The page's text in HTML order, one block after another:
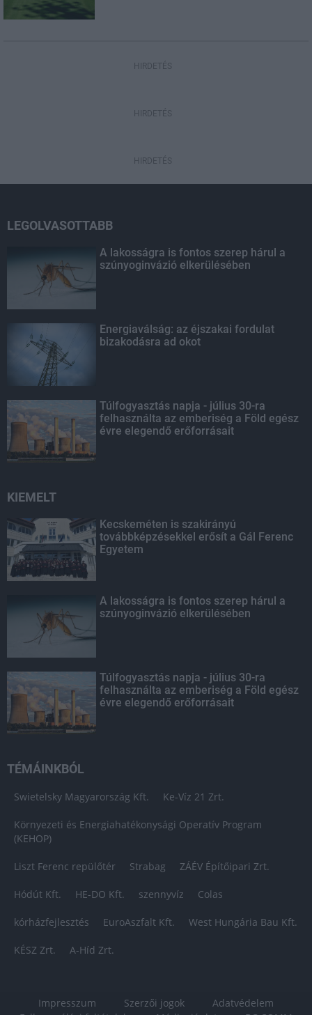
HIRDETÉS
HIRDETÉS
HIRDETÉS
LEGOLVASOTTABB
A lakosságra is fontos szerep hárul a
szúnyoginvázió elkerülésében
Energiaválság: az éjszakai fordulat
bizakodásra ad okot
Túlfogyasztás napja - július 30-ra
felhasználta az emberiség a Föld egész
évre elegendő erőforrásait
KIEMELT
Kecskeméten is szakirányú
továbbképzésekkel erősít a Gál Ferenc
Egyetem
A lakosságra is fontos szerep hárul a
szúnyoginvázió elkerülésében
Túlfogyasztás napja - július 30-ra
felhasználta az emberiség a Föld egész
évre elegendő erőforrásait
TÉMÁINKBÓL
Swietelsky Magyarország Kft. Ke-Víz 21 Zrt.
Környezeti és Energiahatékonysági Operatív Program
(KEHOP)
Liszt Ferenc repülőtér Strabag ZÁÉV Építőipari Zrt.
Hódút Kft. HE-DO Kft. szennyvíz Colas
kórházfejlesztés EuroAszfalt Kft. West Hungária Bau Kft.
KÉSZ Zrt. A-Híd Zrt.
Impresszum Szerzői jogok
Adatvédelem